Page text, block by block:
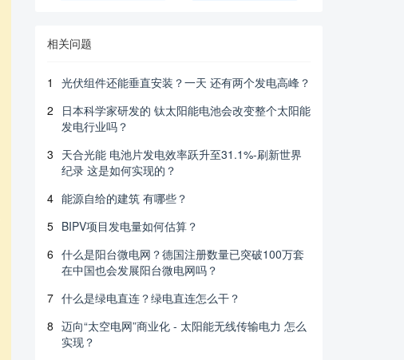
相关问题
1
光伏组件还能垂直安装？一天 还有两个发电高峰？
2
日本科学家研发的 钛太阳能电池会改变整个太阳能
发电行业吗？
3 天合光能 电池片发电效率跃升至31.1%-刷新世界
纪录 这是如何实现的？
4 能源自给的建筑 有哪些？
5 BIPV项目发电量如何估算？
6 什么是阳台微电网？德国注册数量已突破100万套
在中国也会发展阳台微电网吗？
7 什么是绿电直连？绿电直连怎么干？
8 迈向“太空电网”商业化 - 太阳能无线传输电力 怎么
实现？